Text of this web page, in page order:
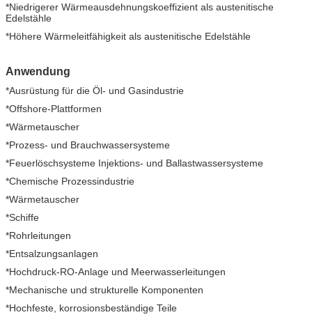
*Niedrigerer Wärmeausdehnungskoeffizient als austenitische
Edelstähle
*Höhere Wärmeleitfähigkeit als austenitische Edelstähle
Anwendung
*Ausrüstung für die Öl- und Gasindustrie
*Offshore-Plattformen
*Wärmetauscher
*Prozess- und Brauchwassersysteme
*Feuerlöschsysteme Injektions- und Ballastwassersysteme
*Chemische Prozessindustrie
*Wärmetauscher
*Schiffe
*Rohrleitungen
*Entsalzungsanlagen
*Hochdruck-RO-Anlage und Meerwasserleitungen
*Mechanische und strukturelle Komponenten
*Hochfeste, korrosionsbeständige Teile